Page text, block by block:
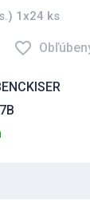
1x24 ks
favorite_border